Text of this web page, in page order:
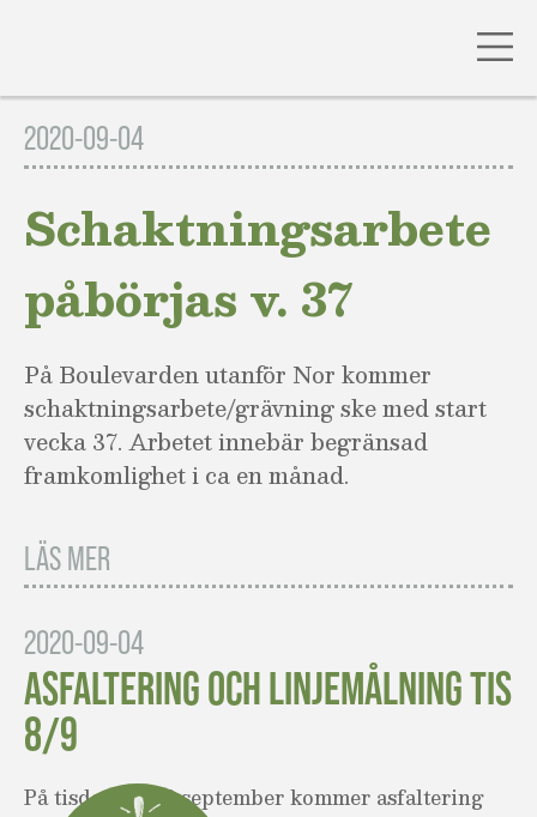
Gå
till
innehåll
2020-09-04
Schaktningsarbete
påbörjas v. 37
På Boulevarden utanför Nor kommer
schaktningsarbete/grävning ske med start
vecka 37. Arbetet innebär begränsad
framkomlighet i ca en månad.
LÄS MER
2020-09-04
ASFALTERING OCH LINJEMÅLNING TIS
8/9
På tisdag den 8 september kommer asfaltering